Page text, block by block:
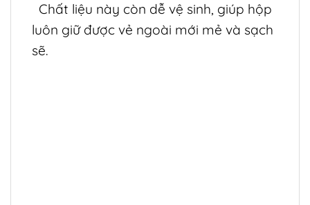
Chất liệu này còn dễ vệ sinh, giúp hộp
luôn giữ được vẻ ngoài mới mẻ và sạch
sẽ.